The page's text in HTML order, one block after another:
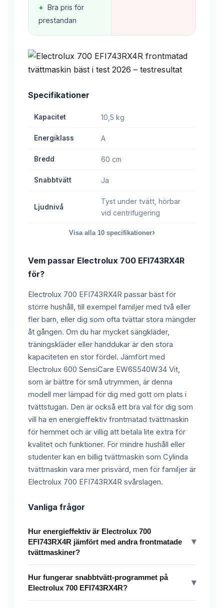
+ Bra pris för
prestandan
Specifikationer
Kapacitet 10,5 kg
Energiklass A
Bredd 60 cm
Snabbtvätt Ja
Ljudnivå
Tyst under tvätt, hörbar
vid centrifugering
Visa alla 10 specifikationer›
Vem passar Electrolux 700 EFI743RX4R
för?
Electrolux 700 EFI743RX4R passar bäst för
större hushåll, till exempel familjer med två eller
fler barn, eller dig som ofta tvättar stora mängder
åt gången. Om du har mycket sängkläder,
träningskläder eller handdukar är den stora
kapaciteten en stor fördel. Jämfört med
Electrolux 600 SensiCare EW6S540W34 Vit,
som är bättre för små utrymmen, är denna
modell mer lämpad för dig med gott om plats i
tvättstugan. Den är också ett bra val för dig som
vill ha en energieffektiv frontmatad tvättmaskin
för hemmet och är villig att betala lite extra för
kvalitet och funktioner. För mindre hushåll eller
studenter kan en billig tvättmaskin som Cylinda
tvättmaskin vara mer prisvärd, men för familjer är
Electrolux 700 EFI743RX4R svårslagen.
Vanliga frågor
Hur energieffektiv är Electrolux 700
EFI743RX4R jämfört med andra frontmatade
tvättmaskiner?
▾
Hur fungerar snabbtvätt-programmet på
Electrolux 700 EFI743RX4R?
▾